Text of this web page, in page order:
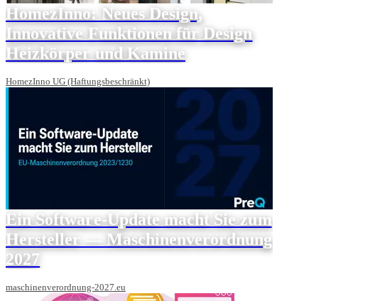
HomezInno: Neues Design,
Innovative Funktionen für Design
Heizkörper und Kamine
HomezInno UG (Haftungsbeschränkt)
Ein Software-Update macht Sie zum
Hersteller — Maschinenverordnung
2027
maschinenverordnung-2027.eu